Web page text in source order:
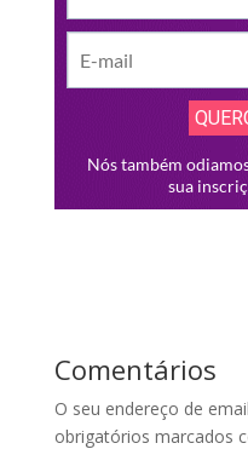
Comentários
O seu endereço de
obrigatórios marcados